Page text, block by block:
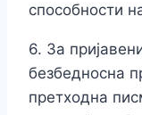
способности
6. За
безбедносна
претходна